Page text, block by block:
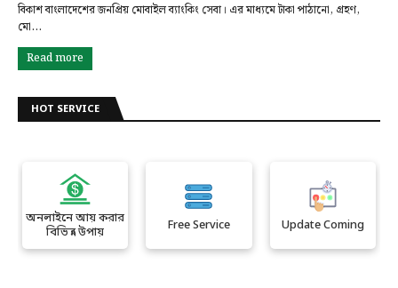
বিকাশ বাংলাদেশের জনপ্রিয় মোবাইল ব্যাংকিং সেবা। এর মাধ্যমে টাকা পাঠানো, গ্রহণ,
মো…
Read more
HOT SERVICE
অনলাইনে আয় করার
বিভিন্ন উপায়
Free Service Update Coming